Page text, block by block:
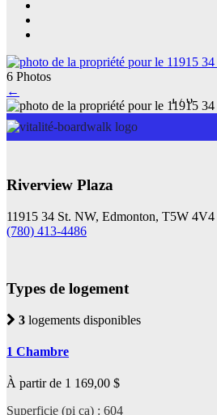
6 Photos
←
1 /6
Riverview Plaza
11915 34 St. NW, Edmonton, T5W 4V4
(780) 413-4486
Types de logement
3 logements disponibles
1 Chambre
À partir de 1 169,00 $
Superficie (pi ca) : 604